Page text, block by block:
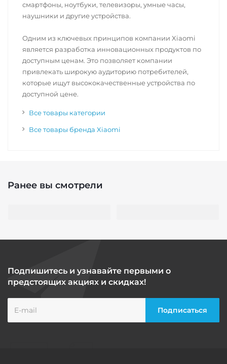
смартфоны, ноутбуки, телевизоры, умные часы,
наушники и другие устройства.
Одним из ключевых принципов компании Xiaomi
является разработка инновационных продуктов по
доступным ценам. Это позволяет компании
привлекать широкую аудиторию потребителей,
которые ищут высококачественные устройства по
доступной цене.
Все товары категории
Все товары бренда Xiaomi
Ранее вы смотрели
Подпишитесь и узнавайте первыми о
предстоящих акциях и скидках!